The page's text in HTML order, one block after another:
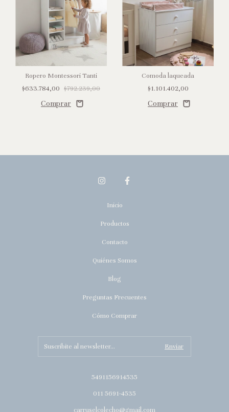
Ropero Montessori Tanti
$633.784,00 $792.239,00
Comoda laqueada
$1.101.402,00
Inicio
Productos
Contacto
Quiénes Somos
Blog
Preguntas Frecuentes
Cómo Comprar
5491156914535
011 5691-4535
carruselcolecho@gmail.com